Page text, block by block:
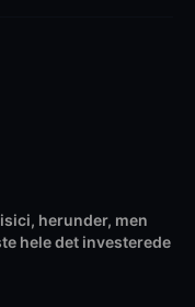
herunder, men
hele det investerede